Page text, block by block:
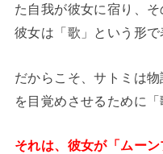
た自我が彼女に宿り、
彼女は「歌」という形で
だからこそ、サトミは
を目覚めさせるために「
それは、彼女が「ムー